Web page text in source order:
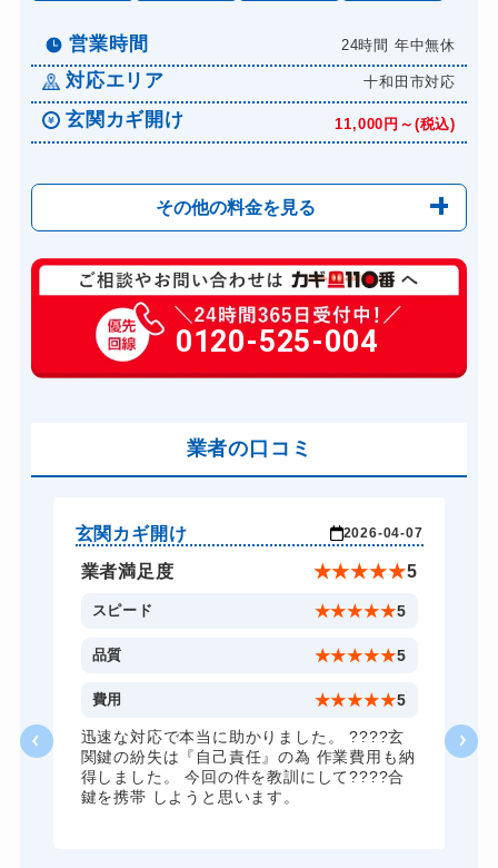
営業時間 24時間 年中無休
対応エリア 十和田市対応
玄関カギ開け 11,000円～(税込)
その他の料金を見る
玄関カギ修理 6,600円～(税込)
玄関カギ作成 14,300円～(税込)
玄関カギ交換 14,300円～(税込)
バイクカギ開け
金庫カギ開け 14,300円～(税込)
金庫カギ修理 11,000円～(税込)
ロッカーカギ開け 8,800円～(税込)
ドアノブカギ開け 10,780円～(税込)
0120-525-004
業者の口コミ
玄関カギ開け 2026-04-07
業者満足度 ★★★★★5
スピード ★★★★★5
品質 ★★★★★5
費用 ★★★★★5
迅速な対応で本当に助かりました。 ????玄
関鍵の紛失は『自己責任』の為 作業費用も納
得しました。 今回の件を教訓にして????合
鍵を携帯 しようと思います。